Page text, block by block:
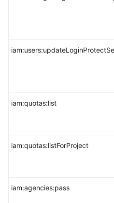
iam:quotas:list
iam:quotas:listForProject
iam:agencies:pass